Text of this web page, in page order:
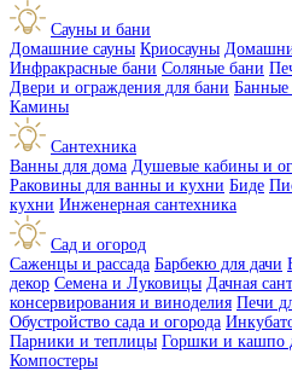
Сауны и бани
Домашние сауны Криосауны
Инфракрасные бани Соляные бани
Двери и ограждения для бани Банные
Камины
Сантехника
Ванны для дома Душевые кабины и
Раковины для ванны и кухни Биде
кухни Инженерная сантехника
Сад и огород
Саженцы и рассада Барбекю для дачи
декор Семена и Луковицы Дачная
консервирования и виноделия Печи
Обустройство сада и огорода
Парники и теплицы Горшки и кашпо
Компостеры